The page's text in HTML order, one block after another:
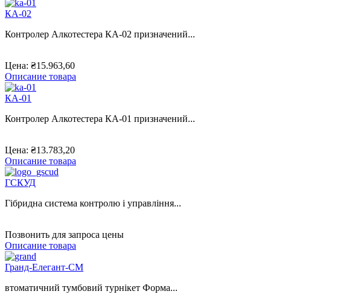
КА-02
Контролер Алкотестера КА-02 призначений...
Цена: ₴15.963,60
Описание товара
КА-01
Контролер Алкотестера КА-01 призначений...
Цена: ₴13.783,20
Описание товара
ГСКУД
Гібридна система контролю і управління...
Позвонить для запроса цены
Описание товара
Гранд-Елегант-CМ
втоматичний тумбовий турнікет Форма...